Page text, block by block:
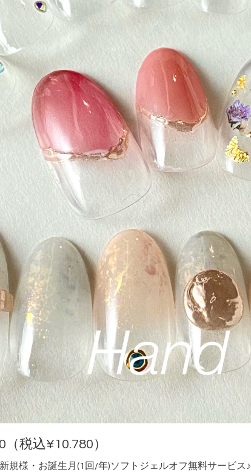
税込¥10.780）
規様・お誕生月(1回/年)ソフトジェルオフ無料サービス♪